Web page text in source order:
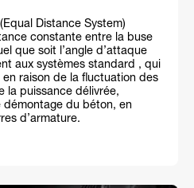
Distance System)
constante entre la buse
que soit l’angle d’attaque
aux systèmes standard , qui
raison de la fluctuation des
la puissance délivrée,
démontage du béton, en
d’armature.